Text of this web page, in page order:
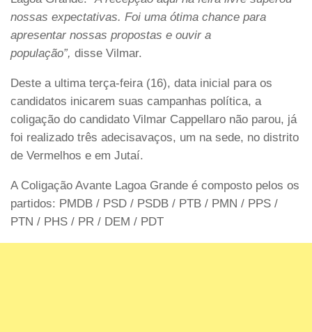
nossas expectativas. Foi uma ótima chance para
apresentar nossas propostas e ouvir a
população”, disse Vilmar.
Deste a ultima terça-feira (16), data inicial para os
candidatos inicarem suas campanhas política, a
coligação do candidato Vilmar Cappellaro não parou, já
foi realizado três adecisavaços, um na sede, no distrito
de Vermelhos e em Jutaí.
A Coligação Avante Lagoa Grande é composto pelos os
partidos: PMDB / PSD / PSDB / PTB / PMN / PPS /
PTN / PHS / PR / DEM / PDT